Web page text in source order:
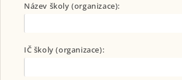
Název školy (organizace):
IČ školy (organizace):